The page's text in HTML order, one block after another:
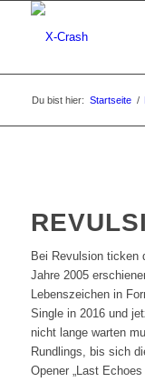
Du bist hier: Startseite /
Bei Revulsion ticken
Jahre 2005
Lebenszeichen in
Single in 2016 und
nicht lange warten
Rundlings, bis sich
Opener „Last